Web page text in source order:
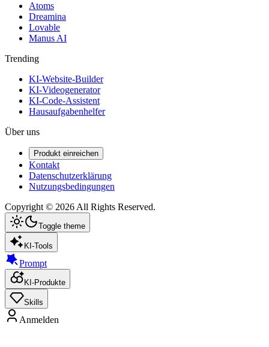
Atoms
Dreamina
Lovable
Manus AI
Trending
KI-Website-Builder
KI-Videogenerator
KI-Code-Assistent
Hausaufgabenhelfer
Über uns
Produkt einreichen
Kontakt
Datenschutzerklärung
Nutzungsbedingungen
Copyright © 2026 All Rights Reserved.
Toggle theme
KI-Tools
Prompt
KI-Produkte
Skills
Anmelden